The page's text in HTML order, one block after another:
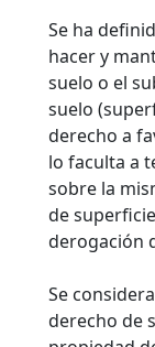
Se ha
hacer y
suelo o el
suelo
derecho a
lo faculta a
sobre la
de
derogación
Se
derecho de